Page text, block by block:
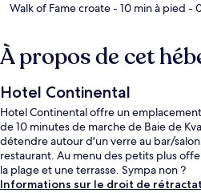
Walk of Fame croate- 10 min à pied -
À propos de cet
Hotel Continental
Hotel Continental offre un
de 10 minutes de marche de Baie de
détendre autour d'un verre au bar/
restaurant. Au menu des petits plus
la plage et une terrasse. Sympa non ?
Informations sur le droit de